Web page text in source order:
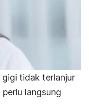
gigi tidak terlanjur
langsung